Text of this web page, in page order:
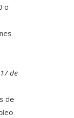
o
de
de